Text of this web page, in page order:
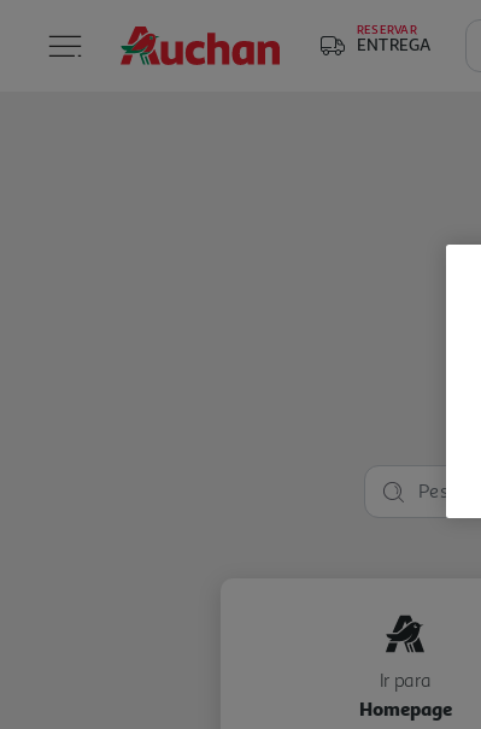
RESERVAR
ENTREGA
Ir para
Homepage